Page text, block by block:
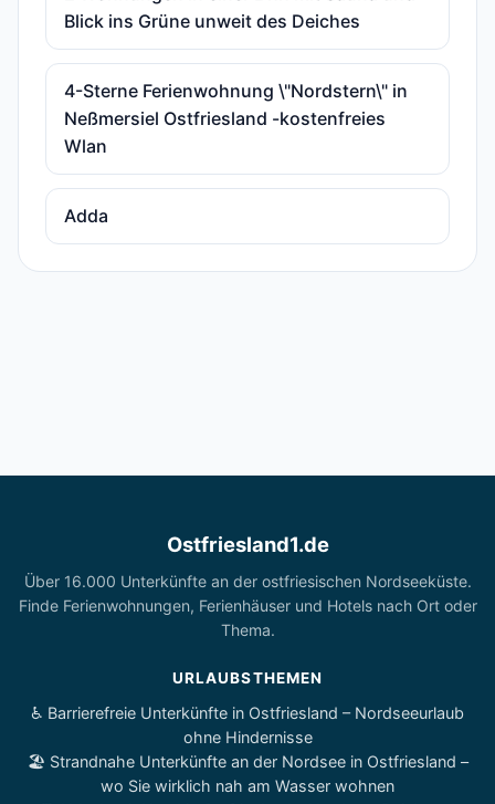
Blick ins Grüne unweit des Deiches
4-Sterne Ferienwohnung \"Nordstern\" in
Neßmersiel Ostfriesland -kostenfreies
Wlan
Adda
Ostfriesland1.de
Über 16.000 Unterkünfte an der ostfriesischen Nordseeküste.
Finde Ferienwohnungen, Ferienhäuser und Hotels nach Ort oder
Thema.
URLAUBSTHEMEN
♿ Barrierefreie Unterkünfte in Ostfriesland – Nordseeurlaub
ohne Hindernisse
🏖️ Strandnahe Unterkünfte an der Nordsee in Ostfriesland –
wo Sie wirklich nah am Wasser wohnen